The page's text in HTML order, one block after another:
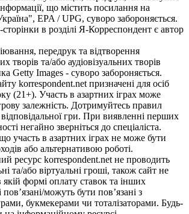
що містить посилання на
EPA / UPG, суворо забороняється.
в розділі Я-Корреспондент є автор
передрук та відтворення
творів та/або аудіовізуальних творів
Getty Images - суворо забороняється.
korrespondent.net призначені для осіб
(21+). Участь в азартних іграх може
залежність. Дотримуйтесь правил
гри. При виявленні перших
негайно зверніться до спеціаліста.
участь в азартних іграх не може бути
або альтернативою роботі.
ресурс korrespondent.net не проводить
та/або віртуальні гроші, також сайт не
формі оплату ставок та інших
пов’язані/можуть бути пов’язані з
букмекерами чи тоталізаторами. Будь-